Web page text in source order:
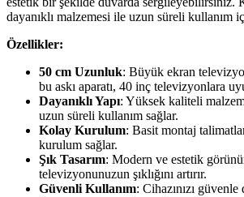
dayanıklı malzemesi ile uzun süreli kullanım
Özellikler:
50 cm Uzunluk: Büyük ekran
bu askı aparatı, 40 inç televizyonlara
Dayanıklı Yapı: Yüksek kaliteli
uzun süreli kullanım sağlar.
Kolay Kurulum: Basit montaj
kurulum sağlar.
Şık Tasarım: Modern ve estetik
televizyonunuzun şıklığını artırır.
Güvenli Kullanım: Cihazınızı